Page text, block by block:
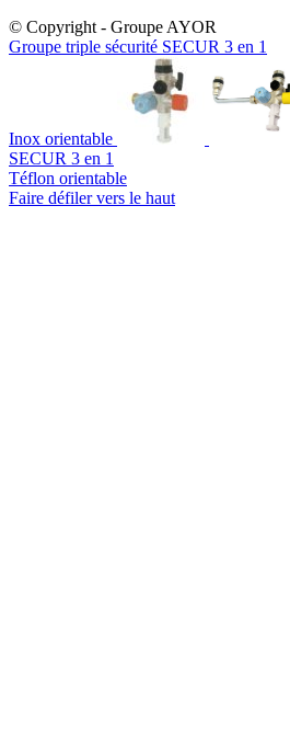
© Copyright - Groupe AYOR
Groupe triple sécurité SECUR 3 en 1
Inox orientable
SECUR 3 en 1
Téflon orientable
Faire défiler vers le haut